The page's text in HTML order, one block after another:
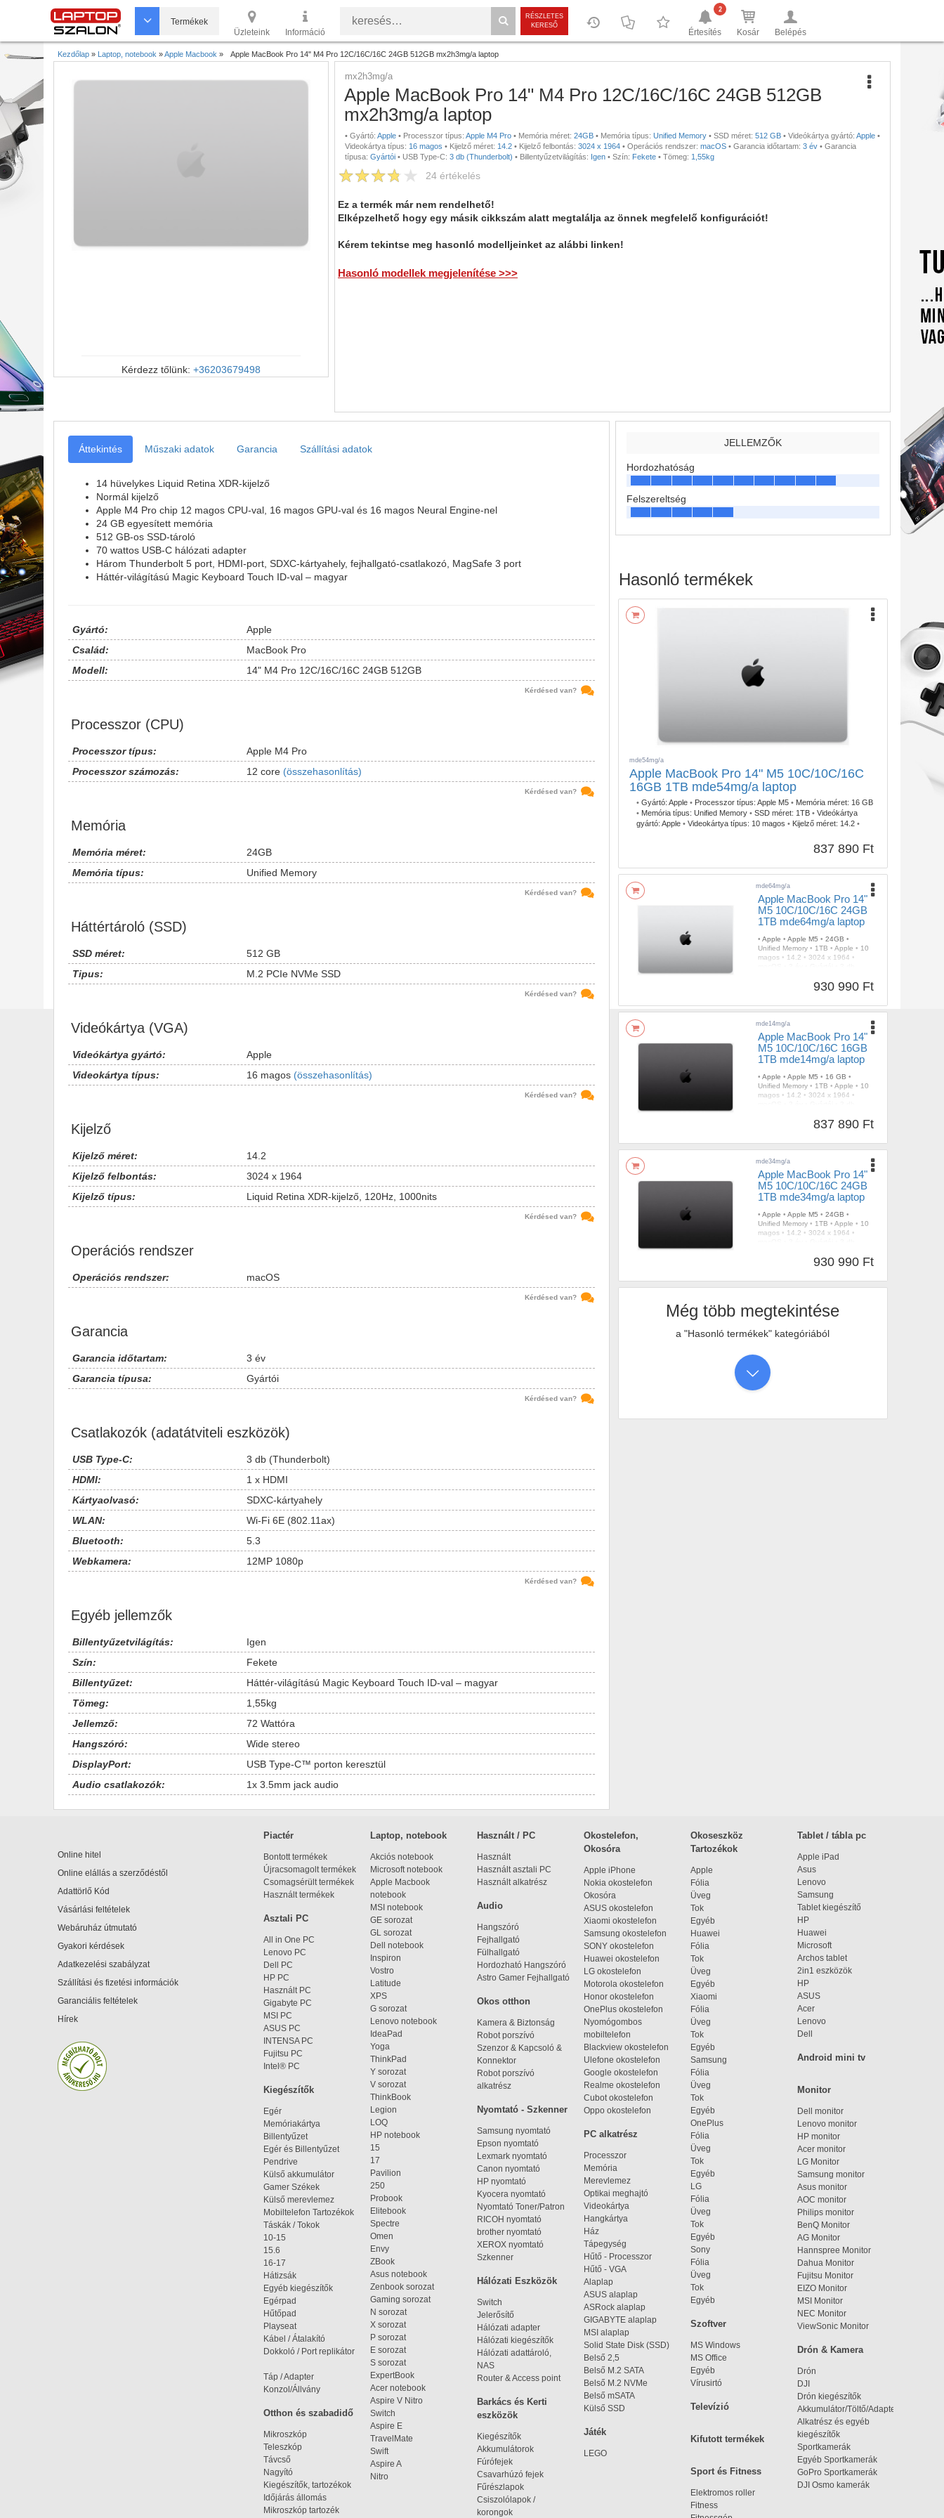
Termékek
Üzleteink
Információ
RÉSZLETES
KERESŐ
Értesítés
2
Kosár Belépés
Kezdőlap » Laptop, notebook »Apple Macbook » Apple MacBook Pro 14" M4 Pro 12C/16C/16C 24GB 512GB mx2h3mg/a laptop
Kérdezz tőlünk: +36203679498
mx2h3mg/a
Apple MacBook Pro 14" M4 Pro 12C/16C/16C 24GB 512GB
mx2h3mg/a laptop
• Gyártó: Apple • Processzor típus: Apple M4 Pro • Memória méret: 24GB • Memória típus: Unified Memory • SSD méret: 512 GB • Videókártya gyártó: Apple •
Videokártya típus: 16 magos • Kijelző méret: 14.2 • Kijelző felbontás: 3024 x 1964 • Operációs rendszer: macOS • Garancia időtartam: 3 év • Garancia
típusa: Gyártói • USB Type-C: 3 db (Thunderbolt) • Billentyűzetvilágítás: Igen • Szín: Fekete • Tömeg: 1,55kg
24értékelés
Ez a termék már nem rendelhető!
Elképzelhető hogy egy másik cikkszám alatt megtalálja az önnek megfelelő konfigurációt!
Kérem tekintse meg hasonló modelljeinket az alábbi linken!
Hasonló modellek megjelenítése >>>
Áttekintés Műszaki adatok Garancia Szállítási adatok
14 hüvelykes Liquid Retina XDR-kijelző
Normál kijelző
Apple M4 Pro chip 12 magos CPU‑val, 16 magos GPU‑val és 16 magos Neural Engine‑nel
24 GB egyesített memória
512 GB-os SSD-tároló
70 wattos USB‑C hálózati adapter
Három Thunderbolt 5 port, HDMI-port, SDXC-kártyahely, fejhallgató-csatlakozó, MagSafe 3 port
Háttér-világítású Magic Keyboard Touch ID‑val – magyar
Gyártó:
Apple
Család:
MacBook Pro
Modell:
14" M4 Pro 12C/16C/16C 24GB 512GB
Kérdésed van?
Processzor (CPU)
Processzor típus:
Apple M4 Pro
Processzor számozás:
12 core (összehasonlítás)
Kérdésed van?
Memória
Memória méret:
24GB
Memória típus:
Unified Memory
Kérdésed van?
Háttértároló (SSD)
SSD méret:
512 GB
Tipus:
M.2 PCIe NVMe SSD
Kérdésed van?
Videókártya (VGA)
Videókártya gyártó:
Apple
Videokártya típus:
16 magos (összehasonlítás)
Kérdésed van?
Kijelző
Kijelző méret:
14.2
Kijelző felbontás:
3024 x 1964
Kijelző típus:
Liquid Retina XDR-kijelző, 120Hz, 1000nits
Kérdésed van?
Operációs rendszer
Operációs rendszer: macOS
Kérdésed van?
Garancia
Garancia időtartam:
3 év
Garancia típusa:
Gyártói
Kérdésed van?
Csatlakozók (adatátviteli eszközök)
USB Type-C:
3 db (Thunderbolt)
HDMI:
1 x HDMI
Kártyaolvasó:
SDXC-kártyahely
WLAN:
Wi-Fi 6E (802.11ax)
Bluetooth:
5.3
Webkamera:
12MP 1080p
Kérdésed van?
Egyéb jellemzők
Billentyűzetvilágítás:
Igen
Szín:
Fekete
Billentyűzet:
Háttér-világítású Magic Keyboard Touch ID‑val – magyar
Tömeg:
1,55kg
Jellemző:
72 Wattóra
Hangszóró:
Wide stereo
DisplayPort:
USB Type-C™ porton keresztül
Audio csatlakozók:
1x 3.5mm jack audio
JELLEMZŐK
Hordozhatóság
Felszereltség
Hasonló termékek
mde54mg/a
Apple MacBook Pro 14" M5 10C/10C/16C
16GB 1TB mde54mg/a laptop
• Gyártó: Apple • Processzor típus: Apple M5 • Memória méret: 16 GB
• Memória típus: Unified Memory • SSD méret: 1TB • Videókártya
gyártó: Apple • Videokártya típus: 10 magos • Kijelző méret: 14.2 •
• USB Type-C: 3
Ezüst
837 890 Ft
mde64mg/a
Apple MacBook Pro 14"
M5 10C/10C/16C 24GB
1TB mde64mg/a laptop
• Apple • Apple M5 • 24GB •
Unified Memory • 1TB • Apple • 10
magos • 14.2 • 3024 x 1964 •
930 990 Ft
mde14mg/a
Apple MacBook Pro 14"
M5 10C/10C/16C 16GB
1TB mde14mg/a laptop
• Apple • Apple M5 • 16 GB •
Unified Memory • 1TB • Apple • 10
magos • 14.2 • 3024 x 1964 •
837 890 Ft
mde34mg/a
Apple MacBook Pro 14"
M5 10C/10C/16C 24GB
1TB mde34mg/a laptop
• Apple • Apple M5 • 24GB •
Unified Memory • 1TB • Apple • 10
magos • 14.2 • 3024 x 1964 •
930 990 Ft
Még több megtekintése
a "Hasonló termékek" kategóriából
Online hitel
Online elállás a szerződéstől
Adattörlő Kód
Vásárlási feltételek
Webáruház útmutató
Gyakori kérdések
Adatkezelési szabályzat
Szállítási és fizetési információk
Garanciális feltételek
Hírek
Piactér
Bontott termékek
Újracsomagolt termékek
Csomagsérült termékek
Használt termékek
Laptop, notebook
Akciós notebook
Microsoft notebook
Apple Macbook
notebook
MSI notebook
GE sorozat
GL sorozat
Dell notebook
Inspiron
Vostro
Latitude
XPS
G sorozat
Lenovo notebook
IdeaPad
Yoga
ThinkPad
Y sorozat
V sorozat
ThinkBook
Legion
LOQ
HP notebook
15
17
Pavilion
250
Probook
Elitebook
Spectre
Omen
Envy
ZBook
Asus notebook
Zenbook sorozat
Gaming sorozat
N sorozat
X sorozat
P sorozat
E sorozat
S sorozat
ExpertBook
Acer notebook
Aspire V Nitro
Switch
Aspire E
TravelMate
Swift
Aspire A
Nitro
Használt / PC
Használt
Használt asztali PC
Használt alkatrész
Okostelefon,
Okosóra
Apple iPhone
Nokia okostelefon
Okosóra
ASUS okostelefon
Xiaomi okostelefon
Samsung okostelefon
SONY okostelefon
Huawei okostelefon
LG okostelefon
Motorola okostelefon
Honor okostelefon
OnePlus okostelefon
Nyomógombos
mobiltelefon
Blackview okostelefon
Ulefone okostelefon
Google okostelefon
Realme okostelefon
Cubot okostelefon
Oppo okostelefon
Okoseszköz
Tartozékok
Apple
Fólia
Üveg
Tok
Egyéb
Huawei
Fólia
Tok
Üveg
Egyéb
Xiaomi
Fólia
Üveg
Tok
Egyéb
Samsung
Fólia
Üveg
Tok
Egyéb
OnePlus
Fólia
Üveg
Tok
Egyéb
LG
Fólia
Üveg
Tok
Egyéb
Sony
Fólia
Üveg
Tok
Egyéb
Tablet / tábla pc
Apple iPad
Asus
Lenovo
Samsung
Tablet kiegészítő
HP
Huawei
Microsoft
Archos tablet
2in1 eszközök
HP
ASUS
Acer
Lenovo
Dell
Audio
Hangszóró
Fejhallgató
Fülhallgató
Hordozható Hangszóró
Astro Gamer Fejhallgató
Asztali PC
All in One PC
Lenovo PC
Dell PC
HP PC
Használt PC
Gigabyte PC
MSI PC
ASUS PC
INTENSA PC
Fujitsu PC
Intel® PC
Okos otthon
Kamera & Biztonság
Robot porszívó
Szenzor & Kapcsoló &
Konnektor
Robot porszívó
alkatrész
Android mini tv
Kiegészítők
Egér
Memóriakártya
Billentyűzet
Egér és Billentyűzet
Pendrive
Külső akkumulátor
Gamer Székek
Külső merevlemez
Mobiltelefon Tartozékok
Táskák / Tokok
10-15
15.6
16-17
Hátizsák
Egyéb kiegészítők
Egérpad
Hűtőpad
Playseat
Kábel / Átalakító
Dokkoló / Port replikátor
Táp / Adapter
Konzol/Állvány
Monitor
Dell monitor
Lenovo monitor
HP monitor
Acer monitor
LG Monitor
Samsung monitor
Asus monitor
AOC monitor
Philips monitor
BenQ Monitor
AG Monitor
Hannspree Monitor
Dahua Monitor
Fujitsu Monitor
EIZO Monitor
MSI Monitor
NEC Monitor
ViewSonic Monitor
Nyomtató - Szkenner
Samsung nyomtató
Epson nyomtató
Lexmark nyomtató
Canon nyomtató
HP nyomtató
Kyocera nyomtató
Nyomtató Toner/Patron
RICOH nyomtató
brother nyomtató
XEROX nyomtató
Szkenner
PC alkatrész
Processzor
Memória
Merevlemez
Optikai meghajtó
Videokártya
Hangkártya
Ház
Tápegység
Hűtő - Processzor
Hűtő - VGA
Alaplap
ASUS alaplap
ASRock alaplap
GIGABYTE alaplap
MSI alaplap
Solid State Disk (SSD)
Belső 2,5
Belső M.2 SATA
Belső M.2 NVMe
Belső mSATA
Külső SSD
Hálózati Eszközök
Switch
Jelerősítő
Hálózati adapter
Hálózati kiegészítők
Hálózati adattároló,
NAS
Router & Access point
Szoftver
MS Windows
MS Office
Egyéb
Vírusirtó
Drón & Kamera
Drón
DJI
Drón kiegészítők
Akkumulátor/Töltő/Adapter
Alkatrész és egyéb
kiegészítők
Sportkamerák
Egyéb Sportkamerák
GoPro Sportkamerák
DJI Osmo kamerák
Barkács és Kerti
eszközök
Kiegészítők
Akkumulátorok
Fúrófejek
Csavarhúzó fejek
Fűrészlapok
Csiszolólapok /
korongok
Televízió
Otthon és szabadidő
Mikroszkóp
Teleszkóp
Távcső
Nagyító
Kiegészítők, tartozékok
Időjárás állomás
Mikroszkóp tartozék
Játék
LEGO
Kifutott termékek
Sport és Fitness
Elektromos roller
Fitness